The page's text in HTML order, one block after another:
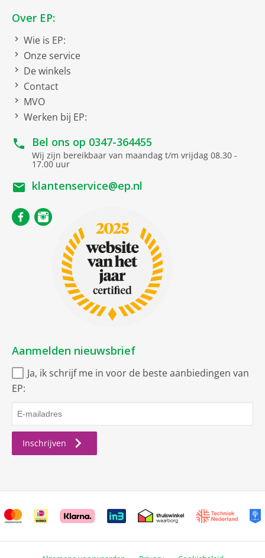
Over EP:
Wie is EP:
Onze service
De winkels
Contact
MVO
Werken bij EP:
Bel ons op 0347-364455
Wij zijn bereikbaar van maandag t/m vrijdag 08.30 -
17.00 uur
klantenservice@ep.nl
Aanmelden nieuwsbrief
Ja, ik schrijf me in voor de beste aanbiedingen van
EP:
Inschrijven